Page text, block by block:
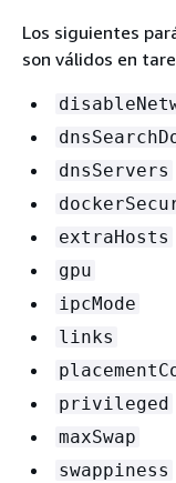
Los siguientes
son válidos en
dnsServers
extraHosts
gpu
ipcMode
links
privileged
maxSwap
swappiness